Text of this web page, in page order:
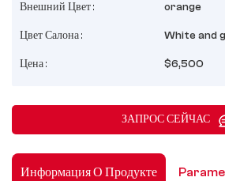
Внешний Цвет : orange
Цвет Салона : White and
Цена : $6,500
ЗАПРОС СЕЙЧАС
Информация О Продукте